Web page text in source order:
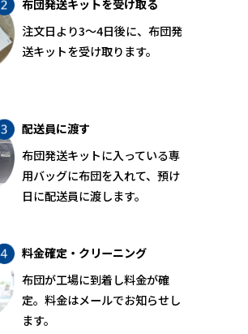
布団発送キットを受け取る
注文日より3〜4日後に、布団発
送キットを受け取ります。
配送員に渡す
布団発送キットに入っている専
用バッグに布団を入れて、預け
日に配送員に渡します。
料金確定・クリーニング
布団が工場に到着し料金が確
定。料金はメールでお知らせし
ます。